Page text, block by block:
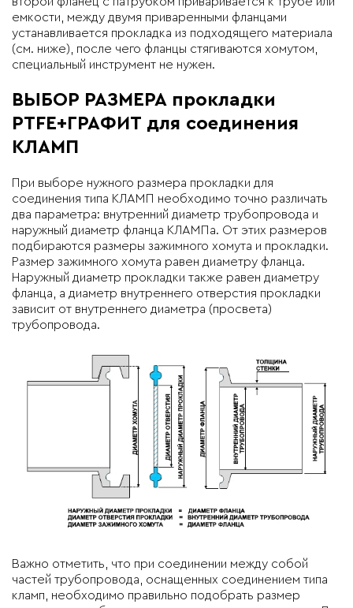
емкости, между двумя приваренными фланцами
устанавливается прокладка из подходящего материала
(см. ниже), после чего фланцы стягиваются хомутом,
специальный инструмент не нужен.
ВЫБОР РАЗМЕРА прокладки
PTFE+ГРАФИТ для соединения
КЛАМП
При выборе нужного размера прокладки для
соединения типа КЛАМП необходимо точно различать
два параметра: внутренний диаметр трубопровода и
наружный диаметр фланца КЛАМПа. От этих размеров
подбираются размеры зажимного хомута и прокладки.
Размер зажимного хомута равен диаметру фланца.
Наружный диаметр прокладки также равен диаметру
фланца, а диаметр внутреннего отверстия прокладки
зависит от внутреннего диаметра (просвета)
трубопровода.
Важно отметить, что при соединении между собой
частей трубопровода, оснащенных соединением типа
кламп, необходимо правильно подобрать размер